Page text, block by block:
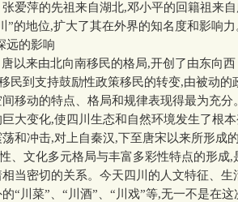
爱萍的先祖来自湖北,邓小平的回籍祖来
的地位,扩大了其在外界的知名度和影响力
远的影响
来由北向南移民的格局,开创了由东向西
民到支持鼓励性政策移民的转变,由被动的
移动的特点、格局和规律表现得最为充分。
大变化,使四川生态和自然环境发生了根
和冲击,对上自秦汉,下至唐宋以来所形成的
、文化多元格局与丰富多彩性特点的形成,
当密切的关系。今天四川的人文特征、生
“川菜”、“川酒”、“川戏”等,无一不是在这